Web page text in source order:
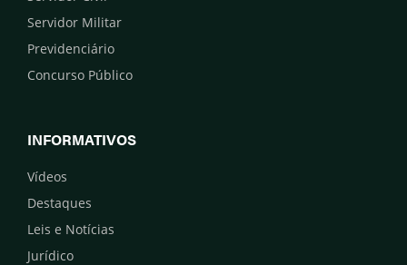
Servidor Militar
Previdenciário
Concurso Público
INFORMATIVOS
Vídeos
Destaques
Leis e Notícias
Jurídico